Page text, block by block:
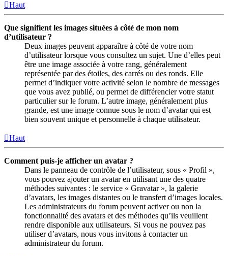
Haut
Que signifient les images situées à côté de mon nom
d’utilisateur ?
Deux images peuvent apparaître à côté de votre nom
d’utilisateur lorsque vous consultez un sujet. Une d’elles peut
être une image associée à votre rang, généralement
représentée par des étoiles, des carrés ou des ronds. Elle
permet d’indiquer votre activité selon le nombre de messages
que vous avez publié, ou permet de différencier votre statut
particulier sur le forum. L’autre image, généralement plus
grande, est une image connue sous le nom d’avatar qui est
bien souvent unique et personnelle à chaque utilisateur.
Haut
Comment puis-je afficher un avatar ?
Dans le panneau de contrôle de l’utilisateur, sous « Profil »,
vous pouvez ajouter un avatar en utilisant une des quatre
méthodes suivantes : le service « Gravatar », la galerie
d’avatars, les images distantes ou le transfert d’images locales.
Les administrateurs du forum peuvent activer ou non la
fonctionnalité des avatars et des méthodes qu’ils veuillent
rendre disponible aux utilisateurs. Si vous ne pouvez pas
utiliser d’avatars, nous vous invitons à contacter un
administrateur du forum.